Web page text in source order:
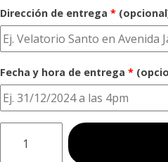
Dirección de entrega *
Fecha y hora de entrega *